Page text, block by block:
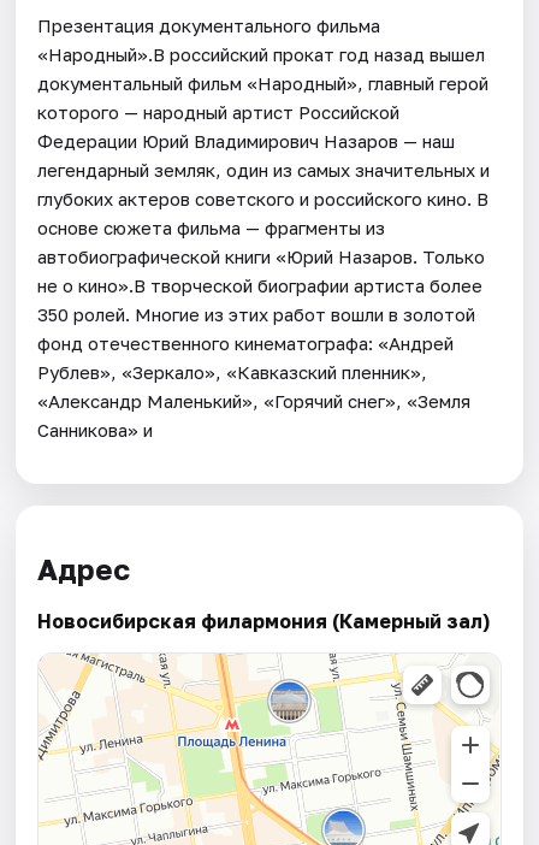
Презентация документального фильма
«Народный».В российский прокат год назад вышел
документальный фильм «Народный», главный герой
которого — народный артист Российской
Федерации Юрий Владимирович Назаров — наш
легендарный земляк, один из самых значительных и
глубоких актеров советского и российского кино. В
основе сюжета фильма — фрагменты из
автобиографической книги «Юрий Назаров. Только
не о кино».В творческой биографии артиста более
350 ролей. Многие из этих работ вошли в золотой
фонд отечественного кинематографа: «Андрей
Рублев», «Зеркало», «Кавказский пленник»,
«Александр Маленький», «Горячий снег», «Земля
Санникова» и
Адрес
Новосибирская филармония (Камерный зал)